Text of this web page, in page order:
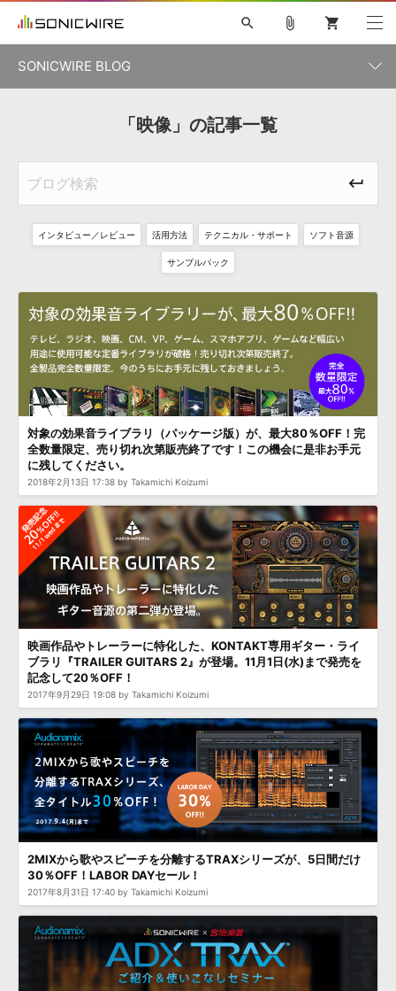
プラグイン・エフェクト »
サンプルパック »
ソフトウェア／ツール »
DAW »
効果音 »
BGM »
キャンペーン »
特集 »
SONICWIREブログ »
DTMガイド »
FAQ »
お問い合わせ »
音楽カード 製作サービス
楽曲配信流通サービス
無償のサウンド 管理ソフト
APS 映像のBGM・セリフを音声分離
SLS 音素材の制作・ライセンス提供
search
初音ミク V4X 鏡音リン・レン V4X
巡音ルカ V4X
SYLENTH1
VOCALOID VIENNA
ライセンスフリーBGM
TOONTRACK
DUBSTEP
ELECTRONICA EDM TRANCE ROUTER.FM
プラグイン・エフェクト
ソフトウェア／ツール DAW 効果音 BGM
attach_file shopping_cart
SONICWIRE BLOG
記事一覧
「映像」の記事一覧
インタビュー／レビュー 活用方法 テクニカル・サポート ソフト音源
サンプルパック
対象の効果音ライブラリ（パッケージ版）が、最大80％OFF！完
全数量限定、売り切れ次第販売終了です！この機会に是非お手元
に残してください。
2018年2月13日 17:38 by Takamichi Koizumi
映画作品やトレーラーに特化した、KONTAKT専用ギター・ライ
ブラリ『TRAILER GUITARS 2』が登場。11月1日(水)まで発売を
記念して20％OFF！
2017年9月29日 19:08 by Takamichi Koizumi
2MIXから歌やスピーチを分離するTRAXシリーズが、5日間だけ
30％OFF！LABOR DAYセール！
2017年8月31日 17:40 by Takamichi Koizumi